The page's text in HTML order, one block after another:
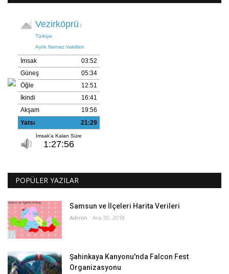
POPÜLER YAZILAR
Samsun ve İlçeleri Harita Verileri
Admin Ara 30, 2018
Şahinkaya Kanyonu'nda Falcon Fest
Organizasyonu